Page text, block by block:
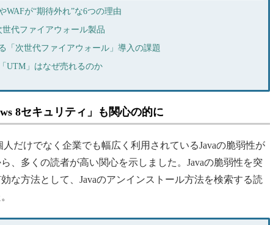
WAFが“期待外れ”な6つの理由
代ファイアウォール製品
「次世代ファイアウォール」導入の課題
UTM」はなぜ売れるのか
8セキュリティ」も関心の的に
だけでなく企業でも幅広く利用されているJavaの脆弱性が
、多くの読者が高い関心を示しました。Javaの脆弱性を突
な方法として、Javaのアンインストール方法を検索する読